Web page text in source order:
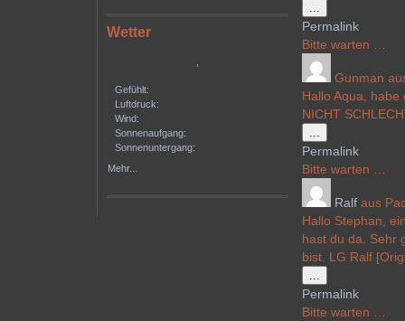
Wetter
Gefühlt:
Luftdruck:
Wind:
Sonnenaufgang:
Sonnenuntergang:
Mehr...
...
Metabox
ein-/ausblenden.
Permalink
Bitte warten …
Gunman
Hallo Aqua,
NICHT
...
Metabox
ein-/ausblenden.
Permalink
Bitte warten …
Ralf aus
Hallo Stephan,
hast du da. Sehr
bist. LG Ralf
...
Metabox
ein-/ausblenden.
Permalink
Bitte warten …